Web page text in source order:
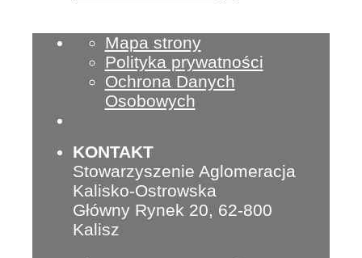
Mapa strony
Polityka prywatności
Ochrona Danych
Osobowych
KONTAKT
Stowarzyszenie Aglomeracja
Kalisko-Ostrowska
Główny Rynek 20, 62-800
Kalisz